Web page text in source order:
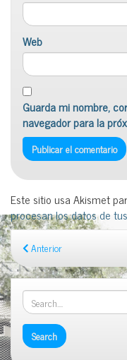
Web
Guarda mi nombre,
navegador para la
Este sitio usa Akismet
procesan los datos de
Anterior